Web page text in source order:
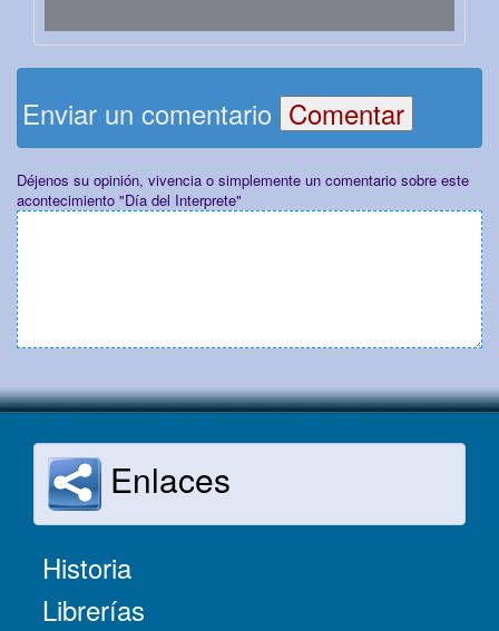
Enviar un comentario
Déjenos su opinión, vivencia o simplemente un comentario sobre este
acontecimiento "Día del Interprete"
Enlaces
Historia
Librerías